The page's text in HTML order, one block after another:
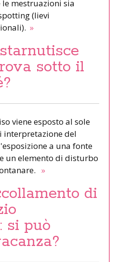
mestruazioni sia
(lievi
»
sotto il
viene esposto al sole
interpretazione del
a una fonte
un elemento di disturbo
»
di
si può